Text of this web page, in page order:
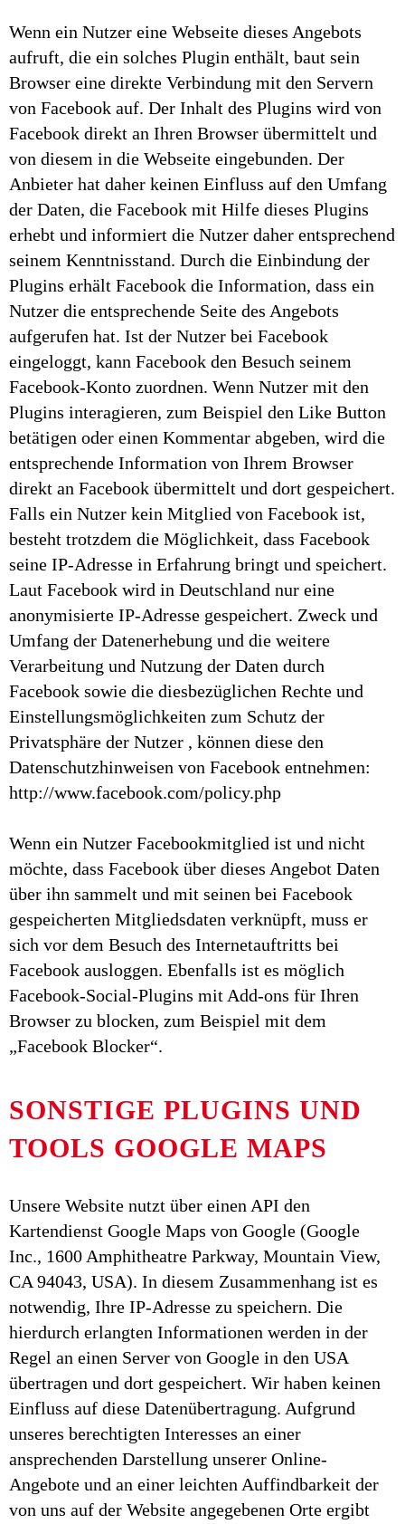
Wenn ein Nutzer eine Webseite dieses Angebots
aufruft, die ein solches Plugin enthält, baut sein
Browser eine direkte Verbindung mit den Servern
von Facebook auf. Der Inhalt des Plugins wird von
Facebook direkt an Ihren Browser übermittelt und
von diesem in die Webseite eingebunden. Der
Anbieter hat daher keinen Einfluss auf den Umfang
der Daten, die Facebook mit Hilfe dieses Plugins
erhebt und informiert die Nutzer daher entsprechend
seinem Kenntnisstand. Durch die Einbindung der
Plugins erhält Facebook die Information, dass ein
Nutzer die entsprechende Seite des Angebots
aufgerufen hat. Ist der Nutzer bei Facebook
eingeloggt, kann Facebook den Besuch seinem
Facebook-Konto zuordnen. Wenn Nutzer mit den
Plugins interagieren, zum Beispiel den Like Button
betätigen oder einen Kommentar abgeben, wird die
entsprechende Information von Ihrem Browser
direkt an Facebook übermittelt und dort gespeichert.
Falls ein Nutzer kein Mitglied von Facebook ist,
besteht trotzdem die Möglichkeit, dass Facebook
seine IP-Adresse in Erfahrung bringt und speichert.
Laut Facebook wird in Deutschland nur eine
anonymisierte IP-Adresse gespeichert. Zweck und
Umfang der Datenerhebung und die weitere
Verarbeitung und Nutzung der Daten durch
Facebook sowie die diesbezüglichen Rechte und
Einstellungsmöglichkeiten zum Schutz der
Privatsphäre der Nutzer , können diese den
Datenschutzhinweisen von Facebook entnehmen:
http://www.facebook.com/policy.php
Wenn ein Nutzer Facebookmitglied ist und nicht
möchte, dass Facebook über dieses Angebot Daten
über ihn sammelt und mit seinen bei Facebook
gespeicherten Mitgliedsdaten verknüpft, muss er
sich vor dem Besuch des Internetauftritts bei
Facebook ausloggen. Ebenfalls ist es möglich
Facebook-Social-Plugins mit Add-ons für Ihren
Browser zu blocken, zum Beispiel mit dem
„Facebook Blocker“.
SONSTIGE PLUGINS UND
TOOLS GOOGLE MAPS
Unsere Website nutzt über einen API den
Kartendienst Google Maps von Google (Google
Inc., 1600 Amphitheatre Parkway, Mountain View,
CA 94043, USA). In diesem Zusammenhang ist es
notwendig, Ihre IP-Adresse zu speichern. Die
hierdurch erlangten Informationen werden in der
Regel an einen Server von Google in den USA
übertragen und dort gespeichert. Wir haben keinen
Einfluss auf diese Datenübertragung. Aufgrund
unseres berechtigten Interesses an einer
ansprechenden Darstellung unserer Online-
Angebote und an einer leichten Auffindbarkeit der
von uns auf der Website angegebenen Orte ergibt